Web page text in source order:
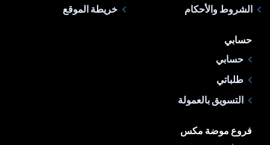
الشروط والأحكام
خريطة الموقع
حسابي
حسابي
طلباتي
التسويق بالعمولة
فروع موضة مكس